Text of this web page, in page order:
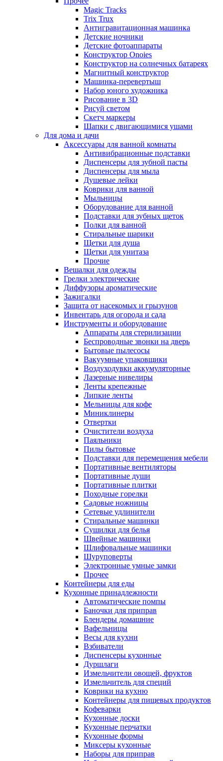
Magic Tracks
Trix Trux
Антигравитационная машинка
Детские ночники
Детские фотоаппараты
Конструктор Onoies
Конструктор на солнечных батареях
Магнитный конструктор
Машинка-перевертыш
Набор юного художника
Рисование в 3D
Рисуй светом
Скетч маркеры
Шапки с двигающимися ушами
Для дома и дачи
Аксессуары для ванной комнаты
Антивибрационные подставки
Диспенсеры для зубной пасты
Диспенсеры для мыла
Душевые лейки
Коврики для ванной
Мыльницы
Оборудование для ванной
Подставки для зубных щеток
Полки для ванной
Стиральные шарики
Щетки для душа
Щетки для унитаза
Прочие
Вешалки для одежды
Грелки электрические
Диффузоры ароматические
Зажигалки
Защита от насекомых и грызунов
Инвентарь для огорода и сада
Инструменты и оборудование
Аппараты для стерилизации
Беспроводные звонки на дверь
Бытовые пылесосы
Вакуумные упаковщики
Воздуходувки аккумуляторные
Лазерные нивелиры
Ленты крепежные
Липкие ленты
Мельницы для кофе
Миниклинеры
Отвертки
Очистители воздуха
Паяльники
Пилы бытовые
Подставки для перемещения мебели
Портативные вентиляторы
Портативные души
Портативные плитки
Походные горелки
Садовые ножницы
Сетевые удлинители
Стиральные машинки
Сушилки для белья
Швейные машинки
Шлифовальные машинки
Шуруповерты
Электронные умные замки
Прочее
Контейнеры для еды
Кухонные принадлежности
Автоматические помпы
Баночки для приправ
Блендеры домашние
Вафельницы
Весы для кухни
Взбиватели
Диспенсеры кухонные
Дуршлаги
Измельчители овощей, фруктов
Измельчитель для специй
Коврики на кухню
Контейнеры для пищевых продуктов
Кофеварки
Кухонные доски
Кухонные перчатки
Кухонные формы
Миксеры кухонные
Наборы для приправ